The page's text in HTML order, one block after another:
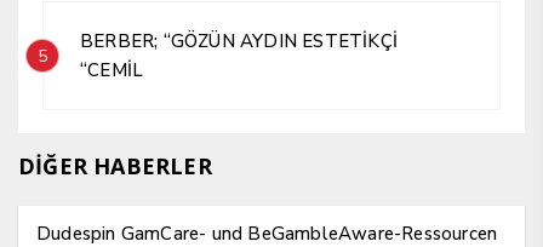
5
BERBER; “GÖZÜN AYDIN ESTETİKÇİ
“CEMİL
DİĞER HABERLER
Dudespin GamCare- und BeGambleAware-Ressourcen